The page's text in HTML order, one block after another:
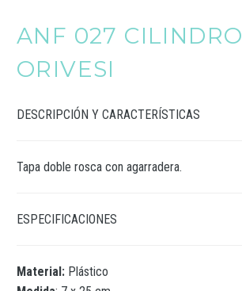
ANF 027 CILINDRO
ORIVESI
DESCRIPCIÓN Y CARACTERÍSTICAS
Tapa doble rosca con agarradera.
ESPECIFICACIONES
Material: Plástico